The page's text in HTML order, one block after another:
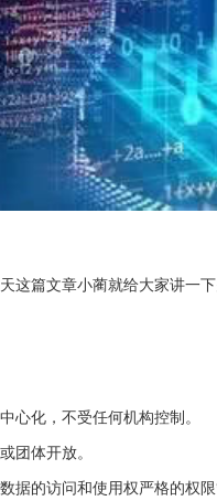
这篇文章小蔺就给大家讲一
心化，不受任何机构控制。
团体开放。
的访问和使用权严格的权限